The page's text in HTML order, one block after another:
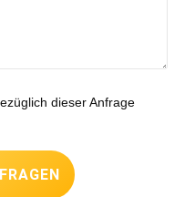
dieser Anfrage